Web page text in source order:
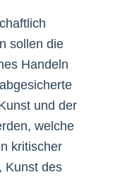
sollen die
Handeln
und der
welche
kritischer
Kunst des